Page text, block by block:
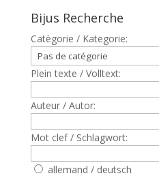
Bijus Recherche
Catègorie / Kategorie:
Plein texte / Volltext:
Auteur / Autor:
Mot clef / Schlagwort:
allemand / deutsch